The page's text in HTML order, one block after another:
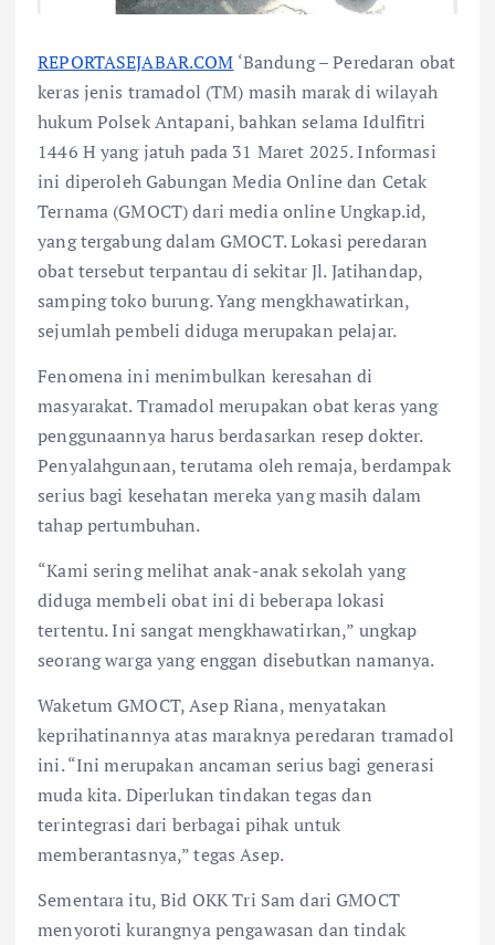
REPORTASEJABAR.COM ‘Bandung – Peredaran obat
keras jenis tramadol (TM) masih marak di wilayah
hukum Polsek Antapani, bahkan selama Idulfitri
1446 H yang jatuh pada 31 Maret 2025. Informasi
ini diperoleh Gabungan Media Online dan Cetak
Ternama (GMOCT) dari media online Ungkap.id,
yang tergabung dalam GMOCT. Lokasi peredaran
obat tersebut terpantau di sekitar Jl. Jatihandap,
samping toko burung. Yang mengkhawatirkan,
sejumlah pembeli diduga merupakan pelajar.
Fenomena ini menimbulkan keresahan di
masyarakat. Tramadol merupakan obat keras yang
penggunaannya harus berdasarkan resep dokter.
Penyalahgunaan, terutama oleh remaja, berdampak
serius bagi kesehatan mereka yang masih dalam
tahap pertumbuhan.
“Kami sering melihat anak-anak sekolah yang
diduga membeli obat ini di beberapa lokasi
tertentu. Ini sangat mengkhawatirkan,” ungkap
seorang warga yang enggan disebutkan namanya.
Waketum GMOCT, Asep Riana, menyatakan
keprihatinannya atas maraknya peredaran tramadol
ini. “Ini merupakan ancaman serius bagi generasi
muda kita. Diperlukan tindakan tegas dan
terintegrasi dari berbagai pihak untuk
memberantasnya,” tegas Asep.
Sementara itu, Bid OKK Tri Sam dari GMOCT
menyoroti kurangnya pengawasan dan tindak